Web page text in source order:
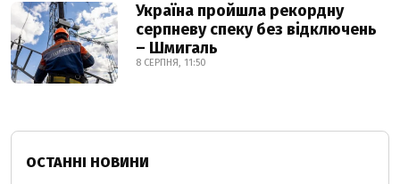
Україна пройшла рекордну
серпневу спеку без відключень
– Шмигаль
8 СЕРПНЯ, 11:50
ОСТАННІ НОВИНИ